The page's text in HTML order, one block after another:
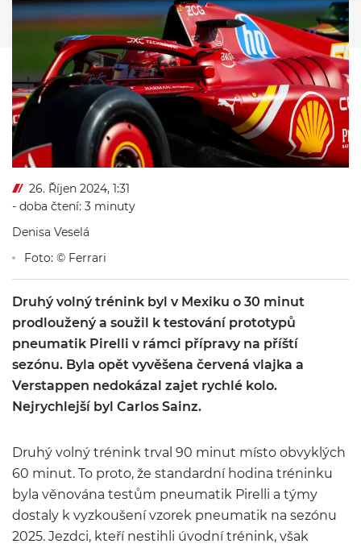
26. Říjen 2024, 1:31
- doba čtení: 3 minuty
Denisa Veselá
Foto: © Ferrari
Druhý volný trénink byl v Mexiku o 30 minut
prodloužený a soužil k testování prototypů
pneumatik Pirelli v rámci přípravy na příští
sezónu. Byla opět vyvěšena červená vlajka a
Verstappen nedokázal zajet rychlé kolo.
Nejrychlejší byl Carlos Sainz.
Druhý volný trénink trval 90 minut místo obvyklých
60 minut. To proto, že standardní hodina tréninku
byla věnována testům pneumatik Pirelli a týmy
dostaly k vyzkoušení vzorek pneumatik na sezónu
2025. Jezdci, kteří nestihli úvodní trénink, však